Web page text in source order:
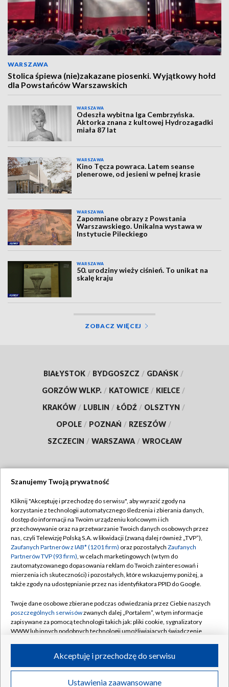
WARSZAWA
Stolica śpiewa (nie)zakazane piosenki. Wyjątkowy hołd
dla Powstańców Warszawskich
WARSZAWA
Odeszła wybitna Iga Cembrzyńska.
Aktorka znana z kultowej Hydrozagadki
miała 87 lat
WARSZAWA
Kino Tęcza powraca. Latem seanse
plenerowe, od jesieni w pełnej krasie
WARSZAWA
Zapomniane obrazy z Powstania
Warszawskiego. Unikalna wystawa w
Instytucie Pileckiego
WARSZAWA
50. urodziny wieży ciśnień. To unikat na
skalę kraju
ZOBACZ WIĘCEJ
BIAŁYSTOK / BYDGOSZCZ / GDAŃSK /
GORZÓW WLKP. / KATOWICE / KIELCE /
KRAKÓW / LUBLIN / ŁÓDŹ / OLSZTYN /
OPOLE / POZNAŃ / RZESZÓW /
SZCZECIN / WARSZAWA / WROCŁAW
TVP
Abonament TVP
Emisja w TVP
Centrum informacji TVP
Naziemna Telewizja Cyfrowa
Rada Programowa
System NOS
Informacje o nadawcy
Program dla prasy
Regulamin TVP
Polityka prywatności
Moje zgody
Pomoc
Kontakt
Kanały
©2026 Telewizja Polska S.A. w likwidacji
Szanujemy Twoją prywatność
Kliknij "Akceptuję i przechodzę do serwisu", aby wyrazić zgody na
korzystanie z technologii automatycznego śledzenia i zbierania danych,
dostęp do informacji na Twoim urządzeniu końcowym i ich
przechowywanie oraz na przetwarzanie Twoich danych osobowych przez
nas, czyli Telewizję Polską S.A. w likwidacji (zwaną dalej również „TVP”),
Zaufanych Partnerów z IAB* (1201 firm) oraz pozostałych Zaufanych
Partnerów TVP (93 firm), w celach marketingowych (w tym do
zautomatyzowanego dopasowania reklam do Twoich zainteresowań i
mierzenia ich skuteczności) i pozostałych, które wskazujemy poniżej, a
także zgody na udostępnianie przez nas identyfikatora PPID do Google.
Twoje dane osobowe zbierane podczas odwiedzania przez Ciebie naszych
poszczególnych serwisówzwanych dalej „Portalem”, w tym informacje
zapisywane za pomocą technologii takich jak: pliki cookie, sygnalizatory
WWW lub innych podobnych technologii umożliwiających świadczenie
ruchu w Internecie.
Twoje dane osobowe zbierane podczas odwiedzania przez Ciebie
Ustawienia zaawansowane
Akceptuję i przechodzę do serwisu